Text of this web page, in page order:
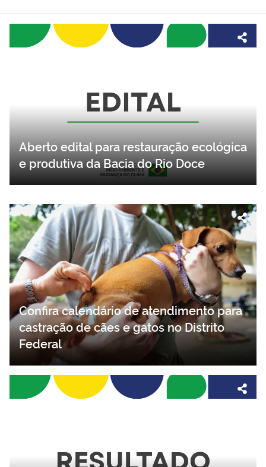
Aberto edital para restauração ecológica
Confira calendário de atendimento para
castração de cães e gatos no Distrito
Federal